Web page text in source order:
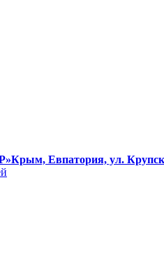
Крым, Евпатория, ул.